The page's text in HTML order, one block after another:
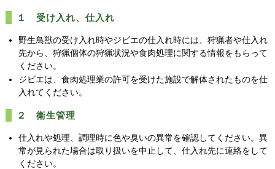
１ 受け入れ、仕入れ
野生鳥獣の受け入れ時やジビエの仕入れ時には、狩猟者や仕入れ
先から、狩猟個体の狩猟状況や食肉処理に関する情報をもらって
ください。
ジビエは、食肉処理業の許可を受けた施設で解体されたものを仕
入れてください。
２ 衛生管理
仕入れや処理、調理時に色や臭いの異常を確認してください。異
常が見られた場合は取り扱いを中止して、仕入れ先に連絡をして
ください。